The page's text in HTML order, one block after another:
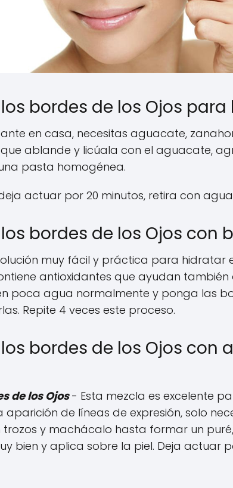
bordes de los Ojos
en casa, necesitas aguacate,
ablande y licúala con el aguacate,
pasta homogénea.
actuar por 20 minutos, retira con
bordes de los Ojos con
muy fácil y práctica para
antioxidantes que ayudan también
poca agua normalmente y ponga las
Repite 4 veces este proceso.
bordes de los Ojos con
de los Ojos - Esta mezcla es excelente
de líneas de expresión, solo
trozos y machácalo hasta formar un
bien y aplica sobre la piel. Deja actuar